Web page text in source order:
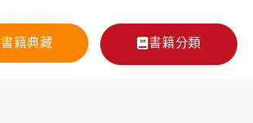
書籍典藏 書籍分類